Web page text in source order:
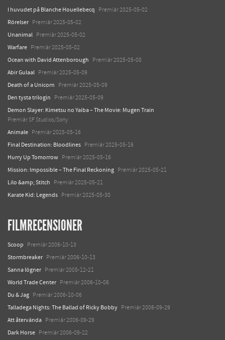
I huvudet på Blanche Houellebecq Premiär 2025-05-02
Rörelser Premiär 2025-05-02
Unanimal Premiär 2025-05-02
Warfare Premiär 2025-05-02
Ocean with David Attenborough Premiär 2025-05-08
Abir Gulaal Premiär 2025-05-09
Death of a Unicorn Premiär 2025-05-09
Den tysta trilogin Premiär 2025-05-09
Demon Slayer: Kimetsu no Yaiba – The Movie: Mugen Train
Premiär SF Studios/Sony
Animale Premiär 2025-05-16
Final Destination: Bloodlines Premiär 2025-05-16
Hurry Up Tomorrow Premiär 2025-05-16
Mission: Impossible – The Final Reckoning Premiär 2025-05-21
Lilo &amp; Stitch Premiär 2025-05-21
Karate Kid: Legends Premiär 2025-05-30
FILMRECENSIONER
Scoop Premiär 2006-10-13
Stormbreaker Premiär 2006-10-13
Sanna lögner Premiär 2005-12-21
World Trade Center Premiär 2006-10-06
Du & Jag Premiär 2006-10-06
Talladega Nights: The Ballad of Ricky Bobby Premiär 2006-09-29
Att återvända Premiär 2006-09-29
Dark Horse Premiär 2006-09-22